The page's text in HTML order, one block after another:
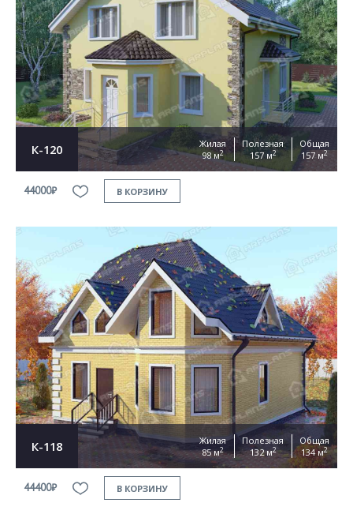
К-120
Жилая
98 м2
Полезная
157 м2
Общая
157 м2
44000₽ В КОРЗИНУ
К-118
Жилая
85 м2
Полезная
132 м2
Общая
134 м2
44400₽ В КОРЗИНУ